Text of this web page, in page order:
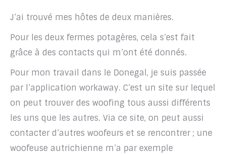
J’ai trouvé mes hôtes de deux manières.
Pour les deux fermes potagères, cela s’est fait
grâce à des contacts qui m’ont été donnés.
Pour mon travail dans le Donegal, je suis passée
par l’application workaway. C’est un site sur lequel
on peut trouver des woofing tous aussi différents
les uns que les autres. Via ce site, on peut aussi
contacter d’autres woofeurs et se rencontrer ; une
woofeuse autrichienne m’a par exemple